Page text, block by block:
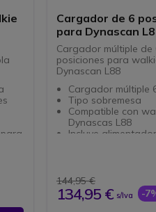
Cargador de 6
para Dynascan
Cargador múltiple de
posiciones para
Dynascan L88
Cargador múltiple
Tipo sobremesa
Compatible con
Dynascas L88
Incluye
144,95 €
134,95 € s/Iva -